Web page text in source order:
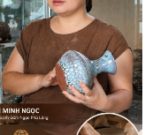
nghiệp và Môi
các cơ quan đơn vị
phía Bắc.